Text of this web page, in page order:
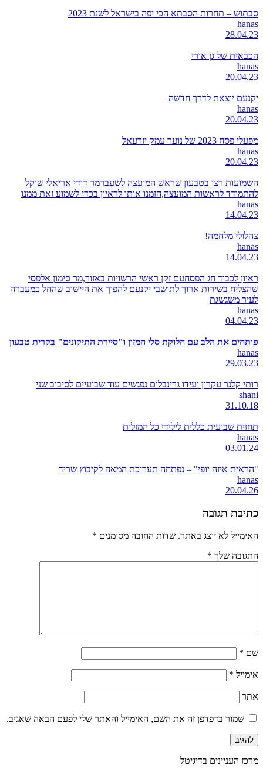
סבתוש – תחרות הסבתא הכי יפה בישראל לשנת 2023
hanas
28.04.23
הכבאית של גן אורי
hanas
20.04.23
יקנעם יוצאת לדרך חדשה
hanas
20.04.23
מפעלי פסח 2023 של נוער עמק יזרעאל
hanas
20.04.23
השמועות רצו בטבעון שראש המועצה לשעברמר דודי אריאלי שוקל
להתמודד לראשות המועצה,הזמנו אותו לראיון בכדי לשמוע זאת ממנו
hanas
14.04.23
צהלולי מלחמה!
hanas
14.04.23
ראיון לכבוד חג הפסחעם זקן ראשי הרשויות באזור,מר סימון אלפסי
שהצליח בשירות ארוך לתושבי יקנעם להפוך את היישוב שהחל כמעברה
לעיר משגשגת
hanas
04.04.23
פותחים את הלב עם חלוקת סלי המזון ו"סיירת התיקונים" בקרית טבעון
hanas
29.03.23
רותי קלנר עקרון ועידו גרינבלום נפגשים עוד שבועיים לסיבוב שני
shani
31.10.18
תחזית שבועית כללית לילידי כל המזלות
hanas
03.01.24
"הראית איזה יופי" – נפתחה תערוכת המאה לקיבוץ שריד
hanas
20.04.26
כתיבת תגובה
האימייל לא יוצג באתר. שדות החובה מסומנים *
התגובה שלך *
שם *
אימייל *
אתר
שמור בדפדפן זה את השם, האימייל והאתר שלי לפעם הבאה שאגיב.
מרכז העניינים בדיגיטל